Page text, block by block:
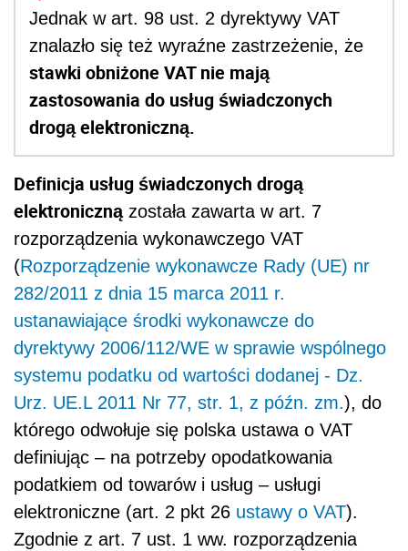
Jednak w art. 98 ust. 2 dyrektywy VAT
znalazło się też wyraźne zastrzeżenie, że
stawki obniżone VAT nie mają
zastosowania do usług świadczonych
drogą elektroniczną.
Definicja usług świadczonych drogą
elektronicznązostała zawarta w art. 7
rozporządzenia wykonawczego VAT
(Rozporządzenie wykonawcze Rady (UE) nr
282/2011 z dnia 15 marca 2011 r.
ustanawiające środki wykonawcze do
dyrektywy 2006/112/WE w sprawie wspólnego
systemu podatku od wartości dodanej - Dz.
Urz. UE.L 2011 Nr 77, str. 1, z późn. zm.), do
którego odwołuje się polska ustawa o VAT
definiując – na potrzeby opodatkowania
podatkiem od towarów i usług – usługi
elektroniczne (art. 2 pkt 26 ustawy o VAT).
Zgodnie zart. 7 ust. 1 ww. rozporządzenia